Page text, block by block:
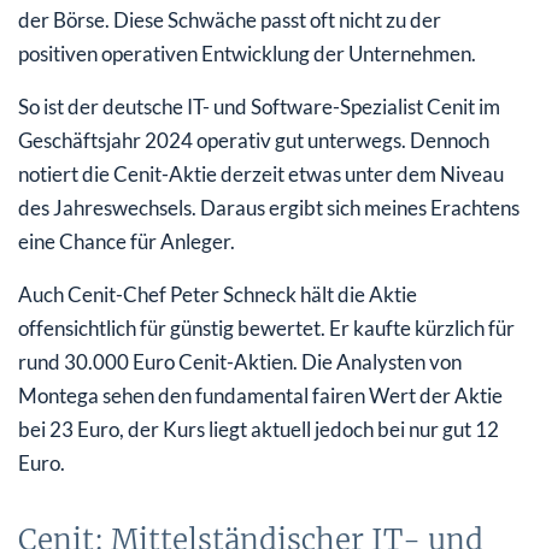
der Börse. Diese Schwäche passt oft nicht zu der
positiven operativen Entwicklung der Unternehmen.
So ist der deutsche IT- und Software-Spezialist Cenit im
Geschäftsjahr 2024 operativ gut unterwegs. Dennoch
notiert die Cenit-Aktie derzeit etwas unter dem Niveau
des Jahreswechsels. Daraus ergibt sich meines Erachtens
eine Chance für Anleger.
Auch Cenit-Chef Peter Schneck hält die Aktie
offensichtlich für günstig bewertet. Er kaufte kürzlich für
rund 30.000 Euro Cenit-Aktien. Die Analysten von
Montega sehen den fundamental fairen Wert der Aktie
bei 23 Euro, der Kurs liegt aktuell jedoch bei nur gut 12
Euro.
Cenit: Mittelständischer IT- und